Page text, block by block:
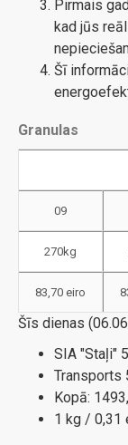
Pirmais
kad jūs
Šī
Granulas
09
270kg
83,70 eiro
Šīs dienas
SIA "Staļi"
Transports
Kopā:
1 kg / 0,31